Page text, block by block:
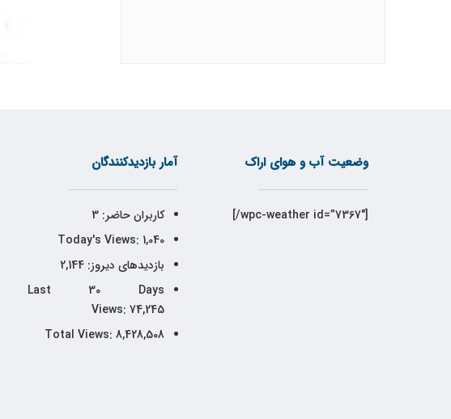
وضعیت آب و هوای اراک
[wpc-weather id=”7367″/]
آمار بازدیدکنندگان
کاربران حاضر:3
Today's Views: 1,040
بازدیدهای دیروز:2,144
Last 30 Days
Views: 74,245
Total Views: 8,428,508